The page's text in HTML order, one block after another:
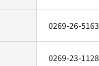
0269-26-5163
0269-23-1128